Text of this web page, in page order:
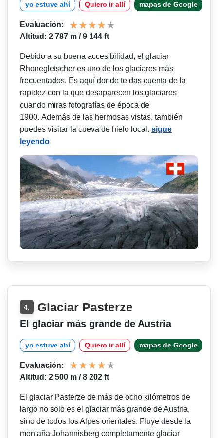
yo estuve ahí Quiero ir allí mapas de Google
Evaluación:
Altitud: 2 787 m / 9 144 ft
Debido a su buena accesibilidad, el glaciar
Rhonegletscher es uno de los glaciares más
frecuentados. Es aquí donde te das cuenta de la
rapidez con la que desaparecen los glaciares
cuando miras fotografías de época de
1900. Además de las hermosas vistas, también
puedes visitar la cueva de hielo local. sigue
leyendo
4. Glaciar Pasterze
El glaciar más grande de Austria
yo estuve ahí Quiero ir allí mapas de Google
Evaluación:
Altitud: 2 500 m / 8 202 ft
El glaciar Pasterze de más de ocho kilómetros de
largo no solo es el glaciar más grande de Austria,
sino de todos los Alpes orientales. Fluye desde la
montaña Johannisberg completamente glaciar